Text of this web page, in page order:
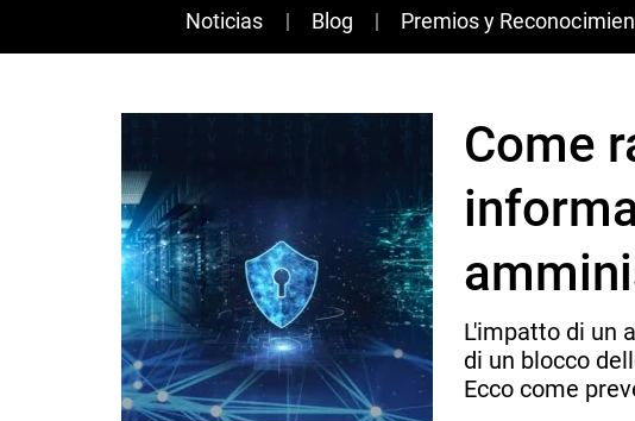
News
Noticias Blog Premios y
Come
L'impatto di un
di un blocco
Ecco come